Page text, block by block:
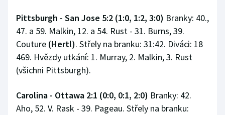
Pittsburgh - San Jose 5:2 (1:0, 1:2, 3:0) Branky: 40.,
47. a 59. Malkin, 12. a 54. Rust - 31. Burns, 39.
Couture (Hertl). Střely na branku: 31:42. Diváci: 18
469. Hvězdy utkání: 1. Murray, 2. Malkin, 3. Rust
(všichni Pittsburgh).
Carolina - Ottawa 2:1 (0:0, 0:1, 2:0) Branky: 42.
Aho, 52. V. Rask - 39. Pageau. Střely na branku: